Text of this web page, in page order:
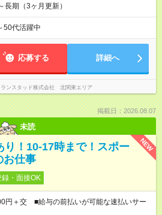
長期（3ヶ月更新）
50代活躍中
応募する 詳細へ
ランスタッド株式会社 北関東エリア
掲載日：2026.08.07
未読
NEW
り！10-17時まで！スポー
お仕事
録・面接OK
円＋交 ■給与の前払いが可能な速払いサー